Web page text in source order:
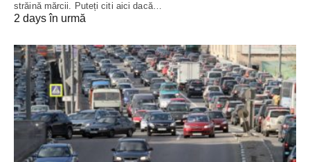
străină mărcii. Puteți citi aici dacă…
2 days în urmă